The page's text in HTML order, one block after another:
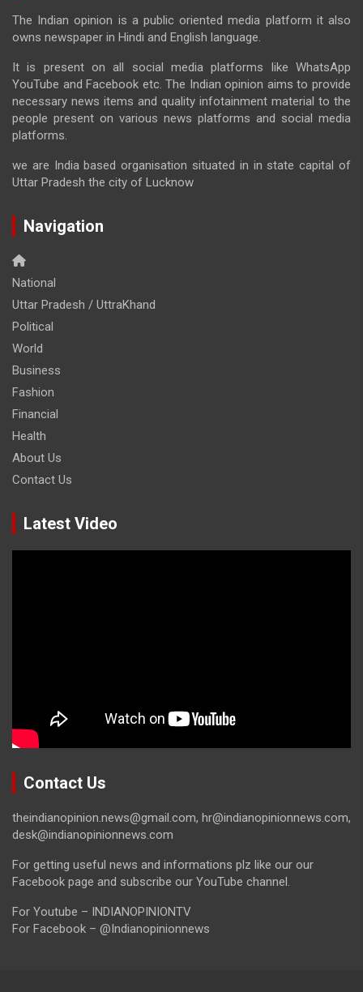
The Indian opinion is a public oriented media platform it also
owns newspaper in Hindi and English language.
It is present on all social media platforms like WhatsApp
YouTube and Facebook etc. The Indian opinion aims to provide
necessary news items and quality infotainment material to the
people present on various news platforms and social media
platforms.
we are India based organisation situated in in state capital of
Uttar Pradesh the city of Lucknow
Navigation
National
Uttar Pradesh / UttraKhand
Political
World
Business
Fashion
Financial
Health
About Us
Contact Us
Latest Video
Contact Us
theindianopinion.news@gmail.com, hr@indianopinionnews.com,
desk@indianopinionnews.com
For getting useful news and informations plz like our our
Facebook page and subscribe our YouTube channel.
For Youtube – INDIANOPINIONTV
For Facebook – @Indianopinionnews